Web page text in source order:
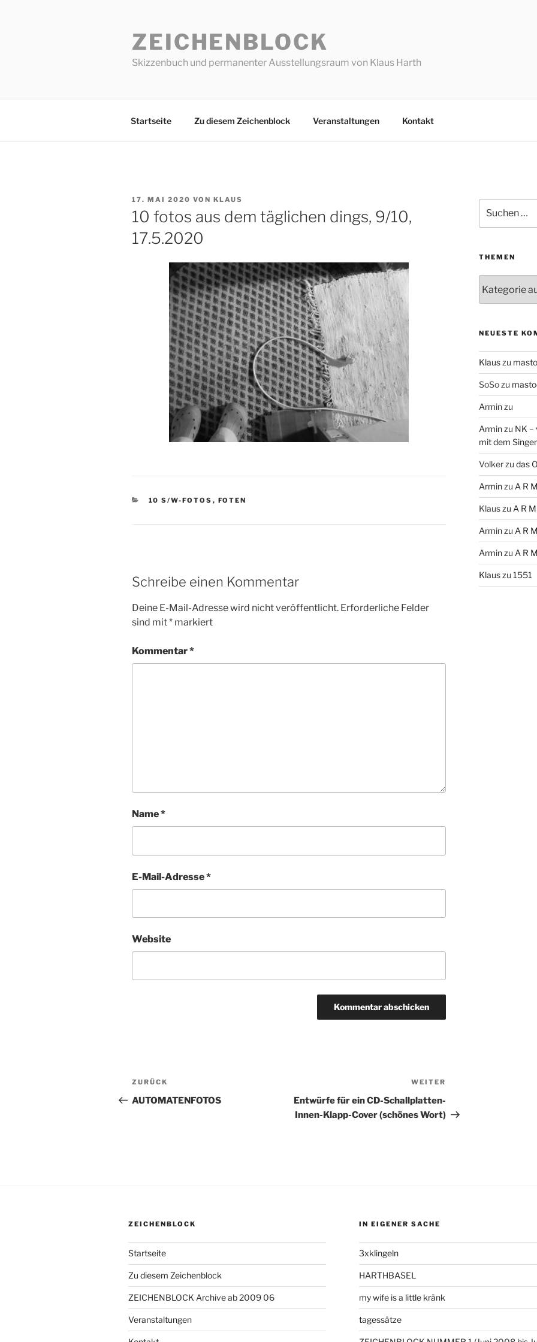
ZEICHENBLOCK
Skizzenbuch und permanenter Ausstellungsraum von Klaus Harth
Startseite Zu diesem Zeichenblock Veranstaltungen Kontakt
VERÖFFENTLICHT
AM
17. MAI 2020 VON KLAUS
10 fotos aus dem täglichen dings, 9/10,
17.5.2020
KATEGORIEN
10 S/W-FOTOS , FOTEN
Schreibe einen Kommentar
Deine E-Mail-Adresse wird nicht veröffentlicht. Erforderliche Felder
sind mit* markiert
Kommentar*
Name*
E-Mail-Adresse*
Website
Beitragsnavigation
Vorheriger
Beitrag
ZURÜCK
AUTOMATENFOTOS
WEITER
Entwürfe für ein CD-Schallplatten-
Innen-Klapp-Cover (schönes Wort)
nach:
THEMEN
NEUESTE
Klauszu
SoSozu
Arminzu
Arminzu NK –
mit dem
Volkerzu das
Arminzu A R
Klauszu A R
Arminzu A R
Arminzu A R
Klauszu 1551
ZEICHENBLOCK
Startseite
Zu diesem Zeichenblock
ZEICHENBLOCK Archive ab 2009 06
Veranstaltungen
IN EIGENER SACHE
3xklingeln
HARTHBASEL
my wife is a little kränk
tagessätze